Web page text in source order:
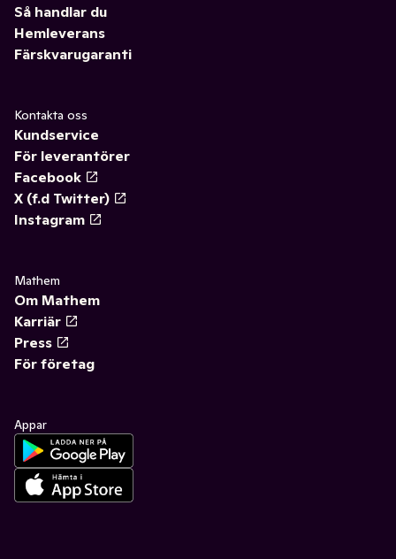
Så handlar du
Hemleverans
Färskvarugaranti
Kontakta oss
Kundservice
För leverantörer
Facebook
X (f.d Twitter)
Instagram
Mathem
Om Mathem
Karriär
Press
För företag
Appar